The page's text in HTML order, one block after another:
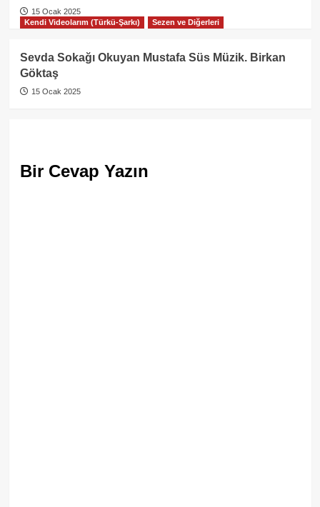
15 Ocak 2025
Kendi Videolarım (Türkü-Şarkı)
Sezen ve Diğerleri
Sevda Sokağı Okuyan Mustafa Süs Müzik. Birkan
Göktaş
15 Ocak 2025
Bir Cevap Yazın